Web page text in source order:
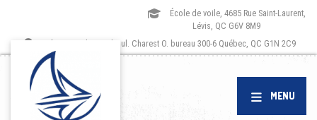
École de voile, 4685 Rue Saint-Laurent,
Lévis, QC G6V 8M9
Siège social, 1173 boul. Charest O. bureau 300-6 Québec, QC G1N 2C9
MENU